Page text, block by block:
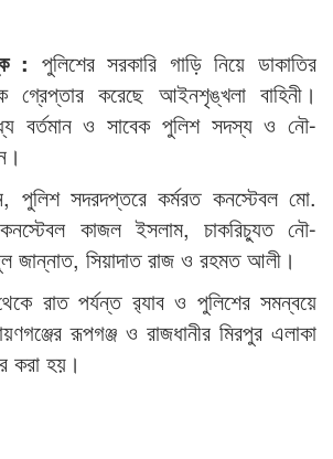
: পুলিশের সরকারি গাড়ি নিয়ে ডাকাতির
করেছে আইনশৃঙ্খলা বাহিনী।
বর্তমান ও সাবেক পুলিশ সদস্য ও নৌ-
পুলিশ সদরদপ্তরে কর্মরত কনস্টেবল মো.
কাজল ইসলাম, চাকরিচ্যুত নৌ-
জান্নাত, সিয়াদাত রাজ ও রহমত আলী।
রাত পর্যন্ত র‌্যাব ও পুলিশের সমন্বয়ে
রূপগঞ্জ ও রাজধানীর মিরপুর এলাকা
করা হয়।